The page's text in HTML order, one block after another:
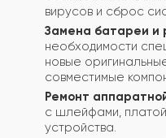
вирусов и сброс
Замена батареи и
необходимости
новые
совместимые
Ремонт
с шлейфами,
устройства.